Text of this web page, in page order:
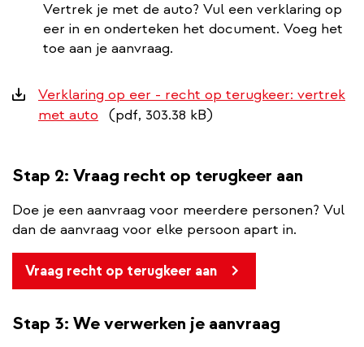
Vertrek je met de auto? Vul een verklaring op
eer in en onderteken het document. Voeg het
toe aan je aanvraag.
Downloads
Verklaring op eer - recht op terugkeer: vertrek
met auto
(pdf, 303.38 kB)
Stap 2: Vraag recht op terugkeer aan
Doe je een aanvraag voor meerdere personen? Vul
dan de aanvraag voor elke persoon apart in.
Vraag recht op terugkeer aan
Stap 3: We verwerken je aanvraag